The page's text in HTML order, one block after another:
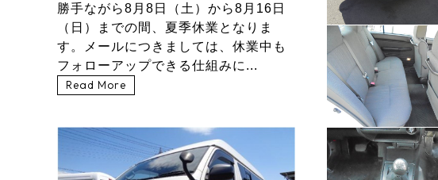
勝手ながら8月8日（土）から8月16日
（日）までの間、夏季休業となりま
す。メールにつきましては、休業中も
フォローアップできる仕組みに...
Read More